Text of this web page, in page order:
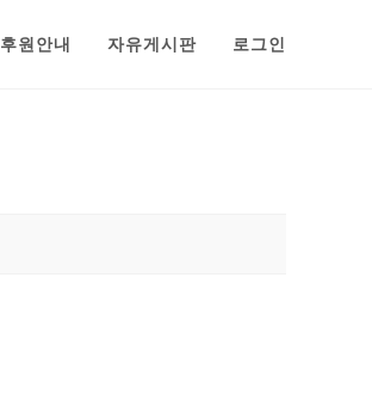
후원안내 자유게시판 로그인